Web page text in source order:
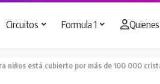
Circuitos Formula 1
niños está cubierto por más de 100 000